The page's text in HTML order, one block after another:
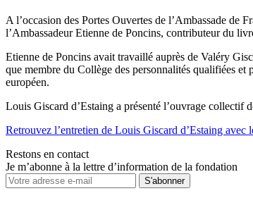
A l’occasion des Portes Ouvertes de l’Ambassade
l’Ambassadeur Etienne de Poncins, contributeur du
Etienne de Poncins avait travaillé auprès de Valéry
que membre du Collège des personnalités qualifiées
européen.
Louis Giscard d’Estaing a présenté l’ouvrage collectif
Retrouvez l’entretien de Louis Giscard d’Estaing avec
Restons en contact
Je m’abonne à la lettre d’information de la fondation
S'abonner